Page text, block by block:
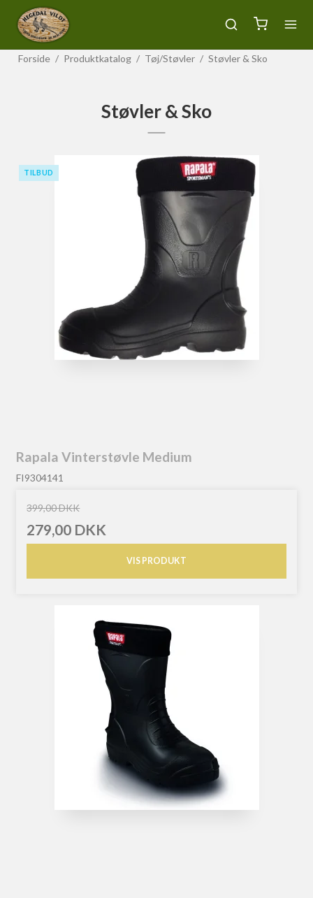
Forside / Produktkatalog / Tøj/Støvler / Støvler & Sko
Støvler & Sko
TILBUD
Rapala Vinterstøvle Medium
FI9304141
399,00 DKK
279,00 DKK
VIS PRODUKT